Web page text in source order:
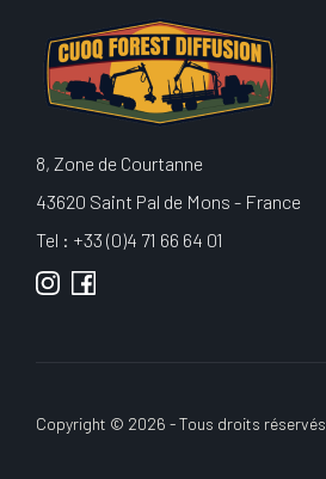
8, Zone de Courtanne
43620 Saint Pal de Mons - France
Tel : +33 (0)4 71 66 64 01
Copyright © 2026 - Tous droits réservés.